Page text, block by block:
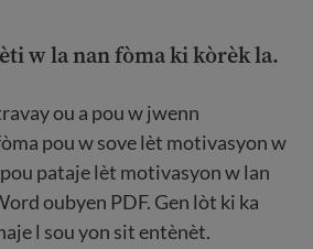
w la nan fòma ki kòrèk la.
ou a pou w jwenn
pou w sove lèt motivasyon w
pataje lèt motivasyon w lan
oubyen PDF. Gen lòt ki ka
l sou yon sit entènèt.